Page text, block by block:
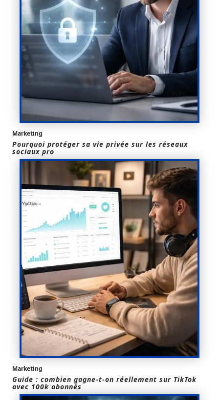
Marketing
Pourquoi protéger sa vie privée sur les réseaux
sociaux pro
Marketing
Guide : combien gagne-t-on réellement sur TikTok
avec 100k abonnés